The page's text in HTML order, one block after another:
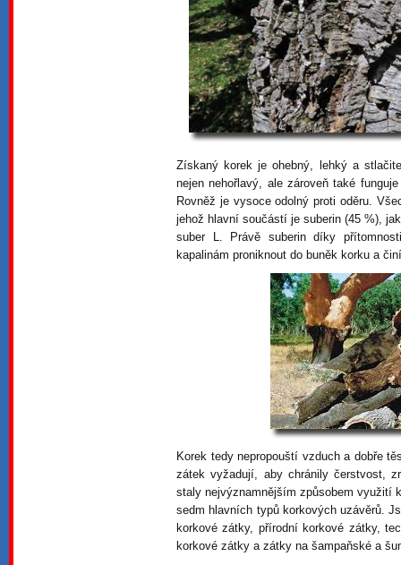
Získaný korek je ohebný, lehký a
nejen nehořlavý, ale zároveň také
Rovněž je vysoce odolný proti oděru.
jehož hlavní součástí je suberin (45 %),
suber L. Právě suberin díky
kapalinám proniknout do buněk korku a
Korek tedy nepropouští vzduch a dobře
zátek vyžadují, aby chránily čerstvost,
staly nejvýznamnějším způsobem využití
sedm hlavních typů korkových uzávěrů.
korkové zátky, přírodní korkové zátky,
korkové zátky a zátky na šampaňské a